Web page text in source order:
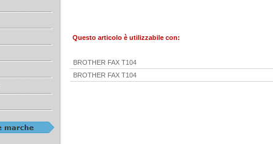
Questo articolo è utilizzabile con:
BROTHER FAX T104
BROTHER FAX T104